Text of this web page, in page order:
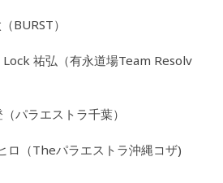
）
祐弘（有永道場Team Resolv
ラエストラ千葉）
Theパラエストラ沖縄コザ)